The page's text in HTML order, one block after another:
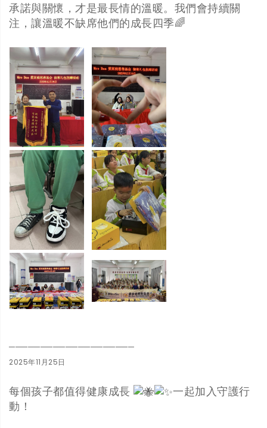
承諾與關懷，才是最長情的溫暖。我們會持續關
注，讓溫暖不缺席他們的成長四季🌈
────────────────────
2025年11月25日
每個孩子都值得健康成長
一起加入守護行
動！